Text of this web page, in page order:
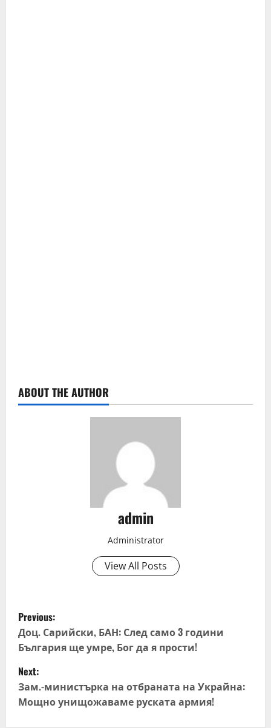
ABOUT THE AUTHOR
admin
Administrator
View All Posts
P
o
s
t
n
Previous:
Доц. Сарийски, БАН: След само 3 години
България ще умре, Бог да я прости!
Next:
Зам.-министърка на отбраната на Украйна:
Мощно унищожаваме руската армия!